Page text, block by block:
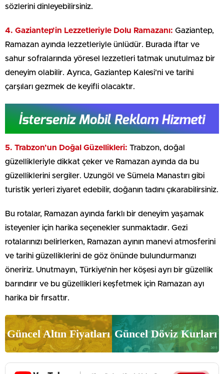
sözlerini dinleyebilirsiniz.
4. Gaziantep’in Lezzetleriyle Dolu Ramazanı: Gaziantep,
Ramazan ayında lezzetleriyle ünlüdür. Burada iftar ve
sahur sofralarında yöresel lezzetleri tatmak unutulmaz bir
deneyim olabilir. Ayrıca, Gaziantep Kalesi’ni ve tarihi
çarşıları gezmek de keyifli olacaktır.
5. Trabzon’un Doğal Güzellikleri: Trabzon, doğal
güzellikleriyle dikkat çeker ve Ramazan ayında da bu
güzelliklerini sergiler. Uzungöl ve Sümela Manastırı gibi
turistik yerleri ziyaret edebilir, doğanın tadını çıkarabilirsiniz.
Bu rotalar, Ramazan ayında farklı bir deneyim yaşamak
isteyenler için harika seçenekler sunmaktadır. Gezi
rotalarınızı belirlerken, Ramazan ayının manevi atmosferini
ve tarihi güzelliklerini de göz önünde bulundurmanızı
öneririz. Unutmayın, Türkiye’nin her köşesi ayrı bir güzellik
barındırır ve bu güzellikleri keşfetmek için Ramazan ayı
harika bir fırsattır.
Güncel Altın Fiyatları Güncel Döviz Kurları